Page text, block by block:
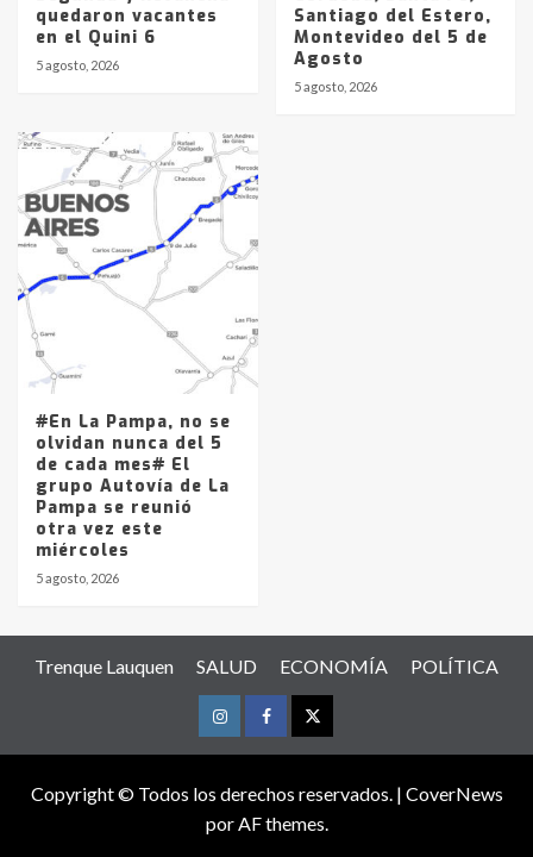
quedaron vacantes
en el Quini 6
5 agosto, 2026
Santiago del Estero,
Montevideo del 5 de
Agosto
5 agosto, 2026
#En La Pampa, no se
olvidan nunca del 5
de cada mes# El
grupo Autovía de La
Pampa se reunió
otra vez este
miércoles
5 agosto, 2026
Trenque Lauquen SALUD ECONOMÍA POLÍTICA
InstagramFacebookTwitter
Copyright © Todos los derechos reservados. | CoverNews
por AF themes.